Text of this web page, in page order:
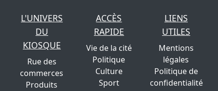
L'UNIVERS
DU
KIOSQUE
Rue des
commerces
Produits
ACCÈS
RAPIDE
Vie de la cité
Politique
Culture
Sport
LIENS
UTILES
Mentions
légales
Politique de
confidentialité